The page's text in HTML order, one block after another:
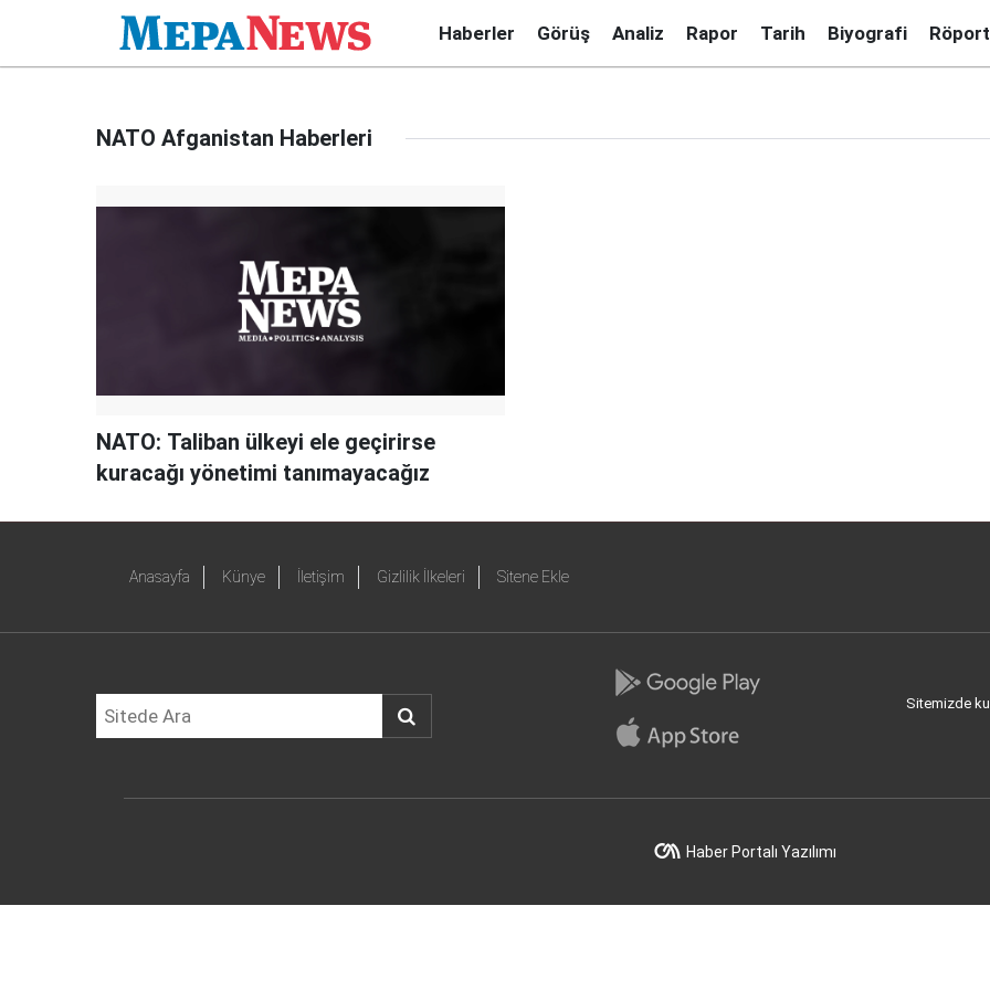
Haberler Görüş Analiz Rapor Tarih Biyografi
NATO Afganistan Haberleri
NATO: Taliban ülkeyi ele geçirirse
kuracağı yönetimi tanımayacağız
Anasayfa Künye İletişim Gizlilik İlkeleri Sitene Ekle
Sitemizde
Haber Portalı Yazılımı